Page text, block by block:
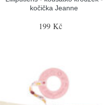
kočička Jeanne
199 Kč